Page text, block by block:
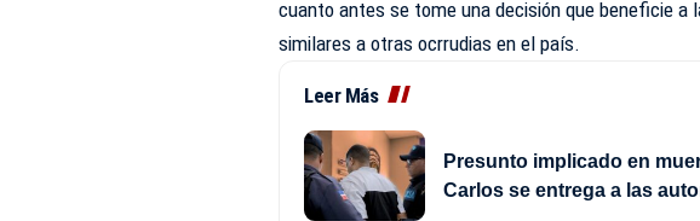
cuanto antes se tome una decisión que beneficie
similares a otras ocrrudias en el país.
Leer Más
Presunto implicado en
Carlos se entrega a las